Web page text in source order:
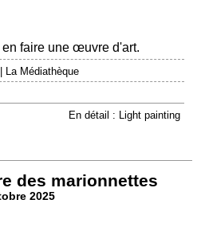
faire une œuvre d'art.
| La Médiathèque
En détail : Light painting
des marionnettes
2025